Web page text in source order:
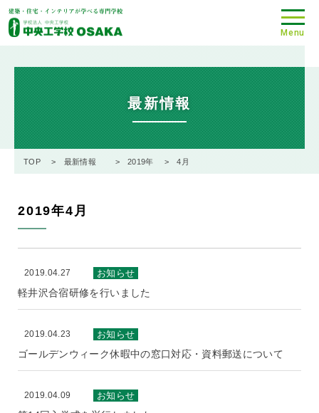
最新情報
TOP 最新情報 2019年 4月
2019年4月
2019.04.27 お知らせ
軽井沢合宿研修を行いました
2019.04.23 お知らせ
ゴールデンウィーク休暇中の窓口対応・資料郵送について
2019.04.09 お知らせ
Menu